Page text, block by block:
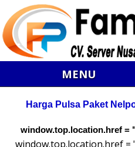
MENU
Harga Pulsa Paket
window.top.location.href =
window.top.location.href =